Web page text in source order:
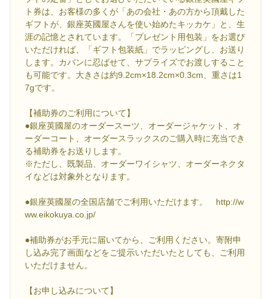
ト券は、お客様の多くが「あの会社・あの方から頂戴した
ギフトが、銀座英國屋さんを使い始めたキッカケ」と、生
涯の記憶とされています。「プレゼント用包装」をお選び
いただければ、「ギフト包装紙」でラッピングし、お送り
します。カバンに忍ばせて、サプライズでお渡しすること
も可能です。大きさは約9.2cm×18.2cm×0.3cm、重さは1
7gです。
【補助券のご利用について】
●銀座英國屋のオーダースーツ、オーダージャケット、オ
ーダーコート、オーダースラックスのご購入時に充当でき
る補助券をお送りします。
※ただし、既製品、オーダーワイシャツ、オーダーネクタ
イなどは対象外となります。
●銀座英國屋の全国店舗でご利用いただけます。 http://w
ww.eikokuya.co.jp/
●補助券がお手元に届いてから、ご利用ください。寄附申
し込み完了画面などをご提示いただいたとしても、ご利用
いただけません。
【お申し込みについて】